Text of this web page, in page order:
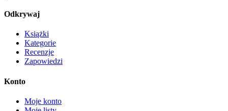
Odkrywaj
Książki
Kategorie
Recenzje
Zapowiedzi
Konto
Moje konto